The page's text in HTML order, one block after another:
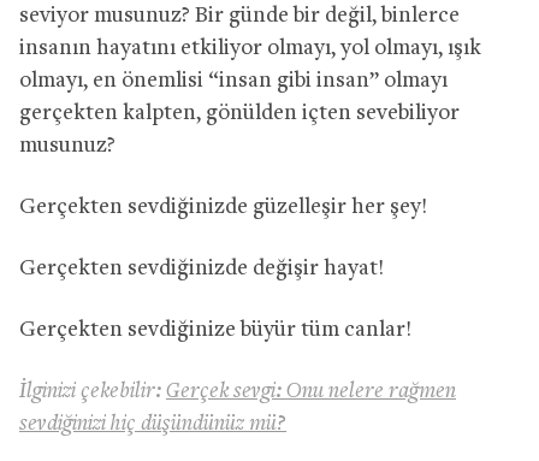
seviyor musunuz? Bir günde bir değil, binlerce
insanın hayatını etkiliyor olmayı, yol olmayı, ışık
olmayı, en önemlisi “insan gibi insan” olmayı
gerçekten kalpten, gönülden içten sevebiliyor
musunuz?
Gerçekten sevdiğinizde güzelleşir her şey!
Gerçekten sevdiğinizde değişir hayat!
Gerçekten sevdiğinize büyür tüm canlar!
İlginizi çekebilir: Gerçek sevgi: Onu nelere rağmen
sevdiğinizi hiç düşündünüz mü?